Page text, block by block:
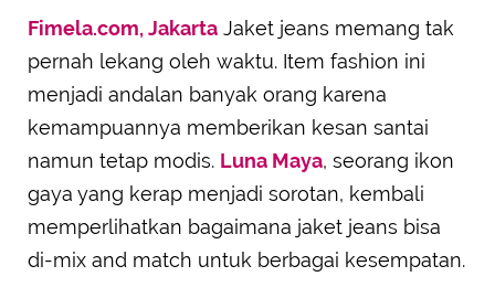
Fimela.com, Jakarta Jaket jeans memang tak
pernah lekang oleh waktu. Item fashion ini
menjadi andalan banyak orang karena
kemampuannya memberikan kesan santai
namun tetap modis. Luna Maya, seorang ikon
gaya yang kerap menjadi sorotan, kembali
memperlihatkan bagaimana jaket jeans bisa
di-mix and match untuk berbagai kesempatan.